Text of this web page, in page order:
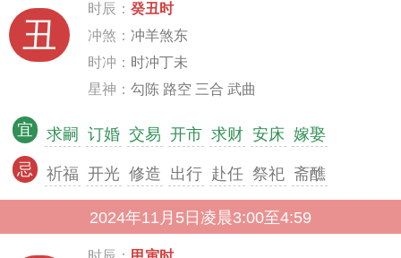
丑
时辰： 癸丑时
冲煞： 冲羊煞东
时冲： 时冲丁未
星神： 勾陈 路空 三合 武曲
宜 求嗣 订婚 交易 开市 求财 安床 嫁娶
忌 祈福 开光 修造 出行 赴任 祭祀 斋醮
2024年11月5日凌晨3:00至4:59